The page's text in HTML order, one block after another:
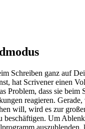
Schreiben ganz auf
hat Scrivener einen
Problem, dass sie beim
reagieren.
will, wird es zur
beschäftigen. Um
auszublenden,